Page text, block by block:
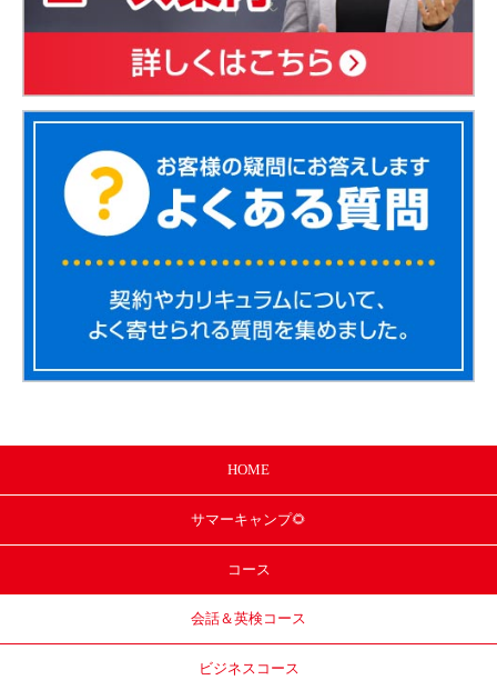
HOME
サマーキャンプ🌻
コース
会話＆英検コース
ビジネスコース